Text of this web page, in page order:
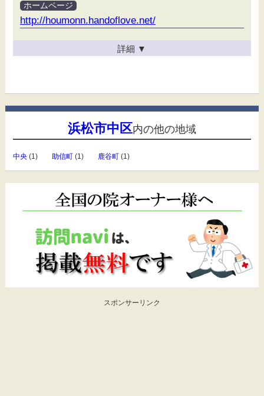
ホームページ
http://houmonn.handoflove.net/
詳細 ▼
浜松市中区内の他の地域
中央(1) 助信町(1) 鹿谷町(1)
スポンサーリンク